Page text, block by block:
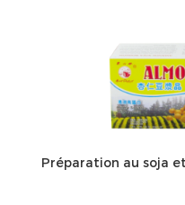
Préparation au soja et